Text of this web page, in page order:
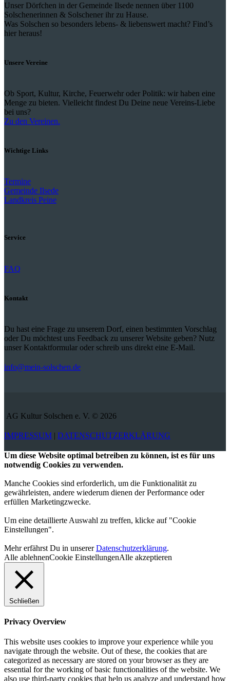
Unser Dörfchen in der Gemeinde Ilsede nennen über 1100
Solschenerinnen & Solschener ihr zu Hause.
Was Solschen so besonders lebens- & liebenswert macht? Find’s
hier heraus!
Unsere Vereine
Ob Sport, Kultur, Kirche, Feuerwehr oder Politik: wir haben eine
Menge zu bieten. Vielleicht findest Du Deine neue Vereins-Liebe
bei uns?
Zu den Vereinen.
Wichtige Links
Termine
Gemeinde Ilsede
Landkreis Peine
Service
FAQ
Kontakt
Du hast eine Frage zu unserem Dorf, einen bestimmten Vorschlag
oder Du möchtest uns Feedback zu unserer Website geben? Nutz
unser Kontaktformular oder schreib uns direkt eine E-Mail.
info@mein-solschen.de
AG Kultur Solschen e. V. © 2026
IMPRESSUM | DATENSCHUTZERKLÄRUNG
Um diese Website optimal betreiben zu können, ist es für uns
notwendig Cookies zu verwenden.
Manche Cookies sind erforderlich, um die Funktionalität zu
gewährleisten, andere wiederum dienen der Performance oder
erfüllen Marketingzwecke.
Um eine detaillierte Auswahl zu treffen, klicke auf "Cookie
Einstellungen".
Mehr erfährst Du in unsererDatenschutzerklärung.
Alle ablehnenCookie EinstellungenAlle akzeptieren
Schließen
Privacy Overview
This website uses cookies to improve your experience while you
navigate through the website. Out of these, the cookies that are
categorized as necessary are stored on your browser as they are
essential for the working of basic functionalities of the website. We
also use third-party cookies that help us analyze and understand how